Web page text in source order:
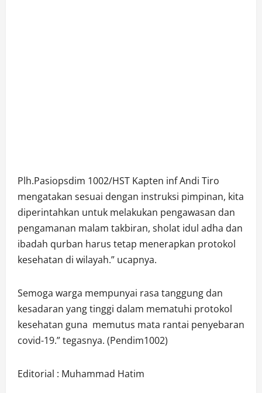
Plh.Pasiopsdim 1002/HST Kapten inf Andi Tiro
mengatakan sesuai dengan instruksi pimpinan, kita
diperintahkan untuk melakukan pengawasan dan
pengamanan malam takbiran, sholat idul adha dan
ibadah qurban harus tetap menerapkan protokol
kesehatan di wilayah.” ucapnya.
Semoga warga mempunyai rasa tanggung dan
kesadaran yang tinggi dalam mematuhi protokol
kesehatan guna memutus mata rantai penyebaran
covid-19.” tegasnya. (Pendim1002)
Editorial : Muhammad Hatim